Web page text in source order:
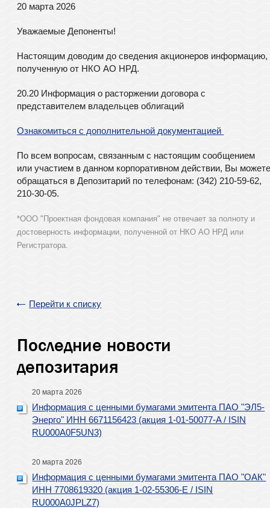
20 марта 2026
Уважаемые Депоненты!
Настоящим доводим до сведения акционеров информацию,
полученную от НКО АО НРД.
20.20 Информация о расторжении договора с
представителем владельцев облигаций
Ознакомиться с дополнительной документацией
По всем вопросам, связанным с настоящим сообщением
или участием в данном корпоративном действии, Вы
обращаться в Депозитарий по телефонам: (342) 210-59-62,
210-30-05.
*ООО "Проектная фондовая компания" не отвечает за полноту и
достоверность информации, полученной от НКО АО НРД или
Регистратора.
Перейти к списку
Последние новости
депозитария
20 марта 2026
Информация с ценными бумагами эмитента ПАО "ЭЛ5-
Энерго" ИНН 6671156423 (акция 1-01-50077-A / ISIN
RU000A0F5UN3)
20 марта 2026
Информация с ценными бумагами эмитента ПАО "ОАК"
ИНН 7708619320 (акция 1-02-55306-E / ISIN
RU000A0JPLZ7)